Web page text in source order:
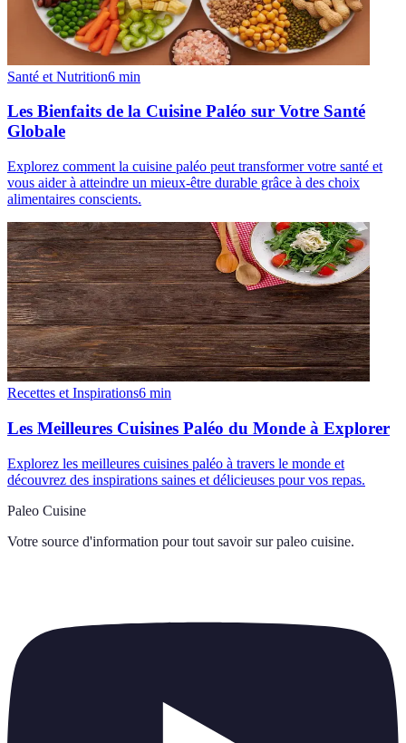
Santé et Nutrition6 min
Les Bienfaits de la Cuisine Paléo sur Votre Santé
Globale
Explorez comment la cuisine paléo peut transformer votre santé et
vous aider à atteindre un mieux-être durable grâce à des choix
alimentaires conscients.
Recettes et Inspirations6 min
Les Meilleures Cuisines Paléo du Monde à Explorer
Explorez les meilleures cuisines paléo à travers le monde et
découvrez des inspirations saines et délicieuses pour vos repas.
Paleo Cuisine
Votre source d'information pour tout savoir sur paleo cuisine.